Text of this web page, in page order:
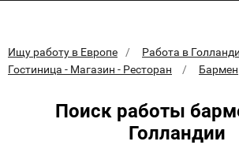
Ищу работу в Европе
Работа в
Гостиница - Магазин - Ресторан
Бармен
Поиск работы
Голландии